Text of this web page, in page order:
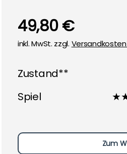
49,80 €
inkl. MwSt. zzgl.
Zustand**
Spiel
Zum